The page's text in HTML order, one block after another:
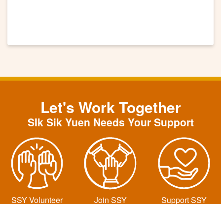
Let's Work Together
SIk Sik Yuen Needs Your Support
SSY Volunteer Join SSY Support SSY